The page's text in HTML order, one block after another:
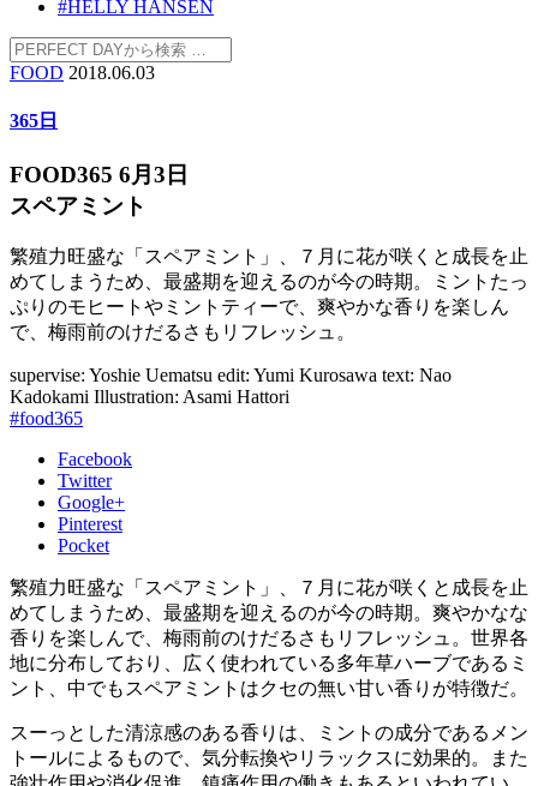
#HELLY HANSEN
FOOD 2018.06.03
365日
FOOD365 6月3日
スペアミント
繁殖力旺盛な「スペアミント」、７月に花が咲くと成長を止
めてしまうため、最盛期を迎えるのが今の時期。ミントたっ
ぷりのモヒートやミントティーで、爽やかな香りを楽しん
で、梅雨前のけだるさもリフレッシュ。
supervise: Yoshie Uematsu edit: Yumi Kurosawa text: Nao
Kadokami Illustration: Asami Hattori
#food365
Facebook
Twitter
Google+
Pinterest
Pocket
繁殖力旺盛な「スペアミント」、７月に花が咲くと成長を止
めてしまうため、最盛期を迎えるのが今の時期。爽やかなな
香りを楽しんで、梅雨前のけだるさもリフレッシュ。世界各
地に分布しており、広く使われている多年草ハーブであるミ
ント、中でもスペアミントはクセの無い甘い香りが特徴だ。
スーっとした清涼感のある香りは、ミントの成分であるメン
トールによるもので、気分転換やリラックスに効果的。また